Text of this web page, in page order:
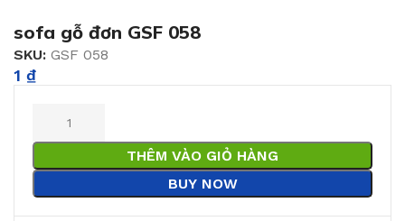
sofa gỗ đơn GSF 058
SKU: GSF 058
1 ₫
THÊM VÀO GIỎ HÀNG
BUY NOW